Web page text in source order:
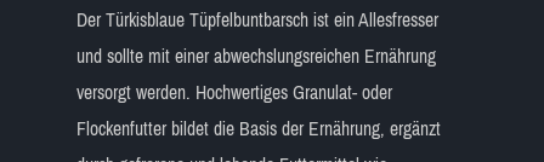
Der Türkisblaue Tüpfelbuntbarsch ist ein Allesfresser
und sollte mit einer abwechslungsreichen Ernährung
versorgt werden. Hochwertiges Granulat- oder
Flockenfutter bildet die Basis der Ernährung, ergänzt